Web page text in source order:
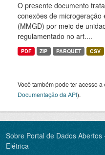
O presente documento
conexões de
(MMGD) por meio de
regulamentado no art....
PDF ZIP PARQUET CSV
Você também pode ter acesso
Documentação da API).
Sobre Portal de Dados
Elétrica